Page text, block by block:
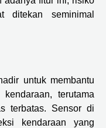
ditekan seminimal
untuk membantu
terutama
terbatas. Sensor di
kendaraan yang